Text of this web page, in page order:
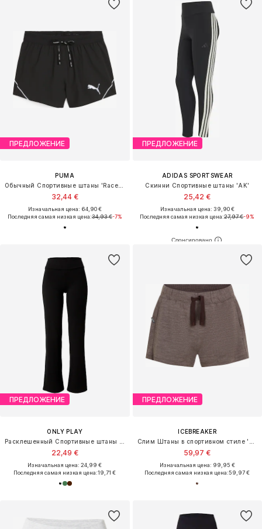
ПРЕДЛОЖЕНИЕ
PUMA
32,44 €
Изначальная цена: 64,90 €
Последняя самая низкая цена:34,93 €-7%
ПРЕДЛОЖЕНИЕ
ADIDAS SPORTSWEAR
Скинни Спортивные штаны 'AK'
25,42 €
Изначальная цена: 39,90 €
Последняя самая низкая цена:27,97 €-9%
ПРЕДЛОЖЕНИЕ
ONLY PLAY
22,49 €
Изначальная цена: 24,99 €
Последняя самая низкая цена:19,71 €
ПРЕДЛОЖЕНИЕ
ICEBREAKER
59,97 €
Изначальная цена: 99,95 €
Последняя самая низкая цена:59,97 €